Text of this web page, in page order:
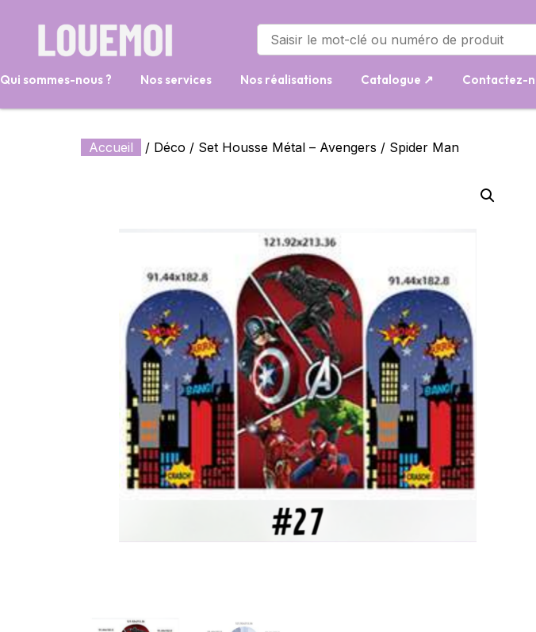
Qui sommes-nous ? Nos services Nos réalisations Catalogue ↗ Contactez-
Accueil / Déco / Set Housse Métal – Avengers / Spider Man